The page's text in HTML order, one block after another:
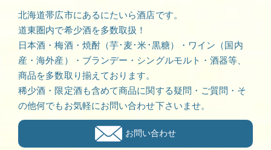
北海道帯広市にあるにたいら酒店です。
道東圏内で希少酒を多数取扱！
日本酒・梅酒・焼酎（芋･麦･米･黒糖）・ワイン（国内
産・海外産）・ブランデー・シングルモルト・酒器等、
商品を多数取り揃えております。
稀少酒・限定酒も含めて商品に関する疑問・ご質問・そ
の他何でもお気軽にお問い合わせ下さいませ。
お問い合わせ